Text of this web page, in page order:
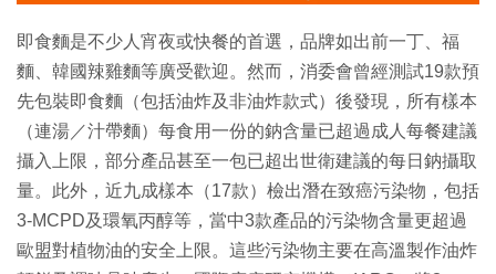
即食麵是不少人宵夜或快餐的首選，品牌如出前一丁、福
麵、韓國辣雞麵等廣受歡迎。然而，消委會曾經測試19款預
先包裝即食麵（包括油炸及非油炸款式）後發現，所有樣本
（連湯／汁帶麵）每食用一份的鈉含量已超過成人每餐建議
攝入上限，部分產品甚至一包已超出世衛建議的每日鈉攝取
量。此外，近九成樣本（17款）檢出潛在致癌污染物，包括
3-MCPD及環氧丙醇等，當中3款產品的污染物含量更超過
歐盟對植物油的安全上限。這些污染物主要在高溫製作油炸